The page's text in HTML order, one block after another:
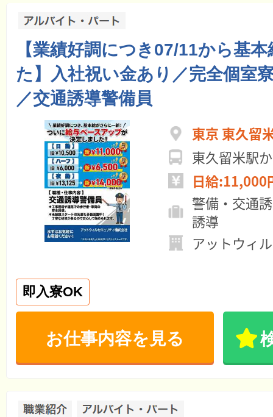
【業績好調につき07/11から基
た】入社祝い金あり／完全個室
／交通誘導警備員
東京 東久留
東久留米駅
日給:11,000
警備・交通
誘導
アットウィ
即入寮OK
お仕事内容を見る